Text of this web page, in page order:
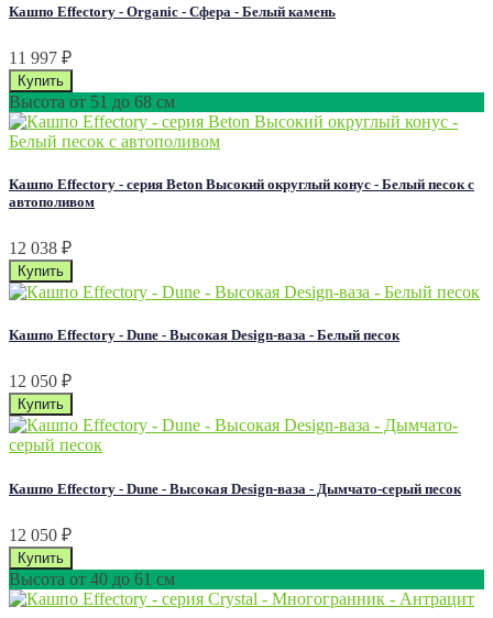
Кашпо Effectory - Organic - Сфера - Белый камень
11 997 ₽
Высота от 51 до 68 см
Кашпо Effectory - серия Beton Высокий округлый конус - Белый песок с
автополивом
12 038 ₽
Кашпо Effectory - Dune - Высокая Design-ваза - Белый песок
12 050 ₽
Кашпо Effectory - Dune - Высокая Design-ваза - Дымчато-серый песок
12 050 ₽
Высота от 40 до 61 см